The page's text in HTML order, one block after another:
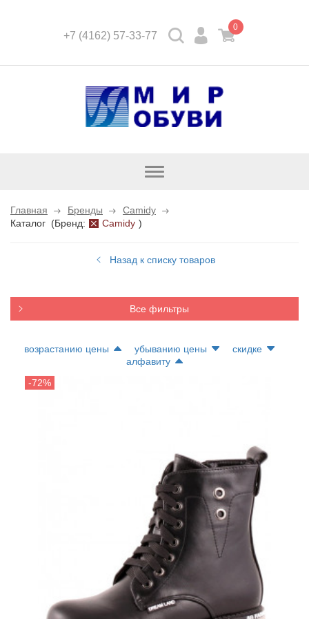
+7 (4162) 57-33-77
0
Открыть
Главная Бренды
Camidy
Каталог (Бренд: Camidy )
Назад к списку товаров
Все фильтры
возрастанию цены убыванию цены
скидке
алфавиту